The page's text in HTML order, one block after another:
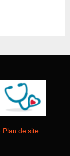
Plan de site